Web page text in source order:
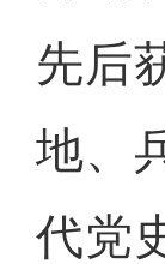
先后
地、
代党